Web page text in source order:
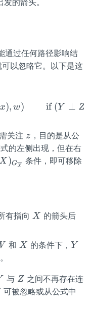
通过任何路径影响结
以忽略它。以下是这
z,
x), w) if (Y ⊥ Z
关注 z
z ，目的是从公
的左侧出现，但在右
)GX
条件，即可移除
有指向 X
X 的箭头后
和 X
X 的条件下，Y
Y
与 Z
Z之间不再存在连
可被忽略或从公式中